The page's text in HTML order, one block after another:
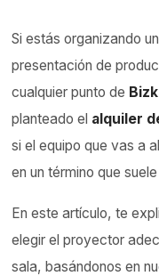
Si estás organizando
presentación de
cualquier punto de
planteado el alquiler
si el equipo que vas a
en un término que
En este artículo, te
elegir el proyector
sala, basándonos en